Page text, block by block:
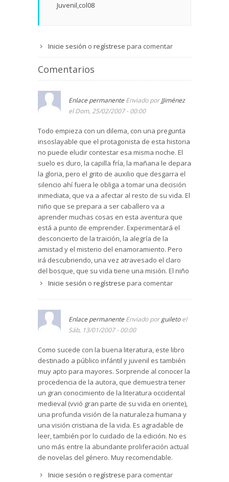
Juvenil col08
Inicie sesión o regístrese para comentar
Comentarios
Enlace permanente Enviado porJJiménez
el Dom, 25/02/2007 - 00:00
Todo empieza con un dilema, con una pregunta
insoslayable que el protagonista de esta historia
no puede eludir contestar esa misma noche. El
suelo es duro, la capilla fría, la mañana le depara
la gloria, pero el grito de auxilio que desgarra el
silencio ahí fuera le obliga a tomar una decisión
inmediata, que va a afectar al resto de su vida. El
niño que se prepara a ser caballero va a
aprender muchas cosas en esta aventura que
está a punto de emprender. Experimentará el
desconcierto de la traición, la alegría de la
amistad y el misterio del enamoramiento. Pero
irá descubriendo, una vez atravesado el claro
del bosque, que su vida tiene una misión. El niño
que soñaba con ser caballero se convertirá en
llamada de su conciencia. La misión que se le ha
encomendado le descubre su vocación más
profunda: la entrega a los demás. Verdadera
Bildungsroman, este libro nos hace recordar los
mejores pasajes de nuestras lecturas
preferidas, como Ivanhoe o Las aventuras de
Quintin Durwan.
Inicie sesión o regístrese para comentar
Enlace permanente Enviado porguiletoel
Sáb, 13/01/2007 - 00:00
Como sucede con la buena literatura, este libro
destinado a público infántil y juvenil es también
muy apto para mayores. Sorprende al conocer la
procedencia de la autora, que demuestra tener
un gran conocimiento de la literatura occidental
medieval (vvió gran parte de su vida en oriente),
una profunda visión de la naturaleza humana y
una visión cristiana de la vida. Es agradable de
leer, también por lo cuidado de la edición. No es
uno más entre la abundante proliferación actual
de novelas del género. Muy recomendable.
Inicie sesión o regístrese para comentar